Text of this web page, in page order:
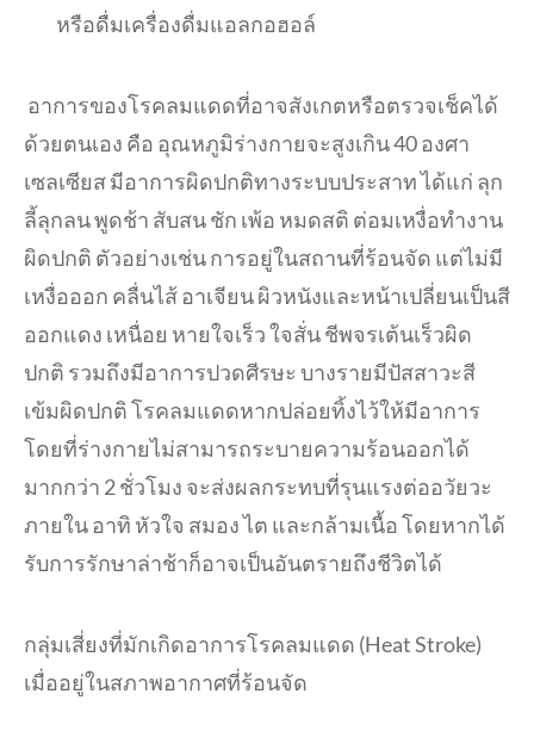
หรือดื่มเครื่องดื่มแอลกอฮอล์
อาการของโรคลมแดดที่อาจสังเกตหรือตรวจเช็คได้
ด้วยตนเอง คือ อุณหภูมิร่างกายจะสูงเกิน 40 องศา
เซลเซียส มีอาการผิดปกติทางระบบประสาท ได้แก่ ลุก
ลี้ลุกลน พูดช้า สับสน ชัก เพ้อ หมดสติ ต่อมเหงื่อทำงาน
ผิดปกติ ตัวอย่างเช่น การอยู่ในสถานที่ร้อนจัด แต่ไม่มี
เหงื่อออก คลื่นไส้ อาเจียน ผิวหนังและหน้าเปลี่ยนเป็นสี
ออกแดง เหนื่อย หายใจเร็ว ใจสั่น ชีพจรเต้นเร็วผิด
ปกติ รวมถึงมีอาการปวดศีรษะ บางรายมีปัสสาวะสี
เข้มผิดปกติ โรคลมแดดหากปล่อยทิ้งไว้ให้มีอาการ
โดยที่ร่างกายไม่สามารถระบายความร้อนออกได้
มากกว่า 2 ชั่วโมง จะส่งผลกระทบที่รุนแรงต่ออวัยวะ
ภายใน อาทิ หัวใจ สมอง ไต และกล้ามเนื้อ โดยหากได้
รับการรักษาล่าช้าก็อาจเป็นอันตรายถึงชีวิตได้
กลุ่มเสี่ยงที่มักเกิดอาการโรคลมแดด (Heat Stroke)
เมื่ออยู่ในสภาพอากาศที่ร้อนจัด